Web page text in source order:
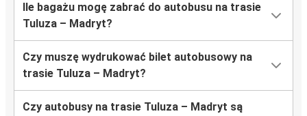
Ile bagażu mogę zabrać do autobusu na trasie
Tuluza – Madryt?
Czy muszę wydrukować bilet autobusowy na
trasie Tuluza – Madryt?
Czy autobusy na trasie Tuluza – Madryt są